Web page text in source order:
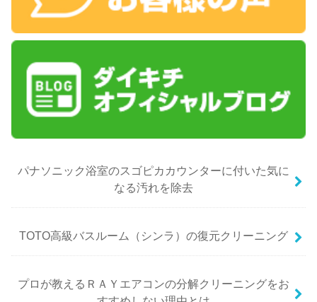
パナソニック浴室のスゴピカカウンターに付いた気に
なる汚れを除去
TOTO高級バスルーム（シンラ）の復元クリーニング
プロが教えるＲＡＹエアコンの分解クリーニングをお